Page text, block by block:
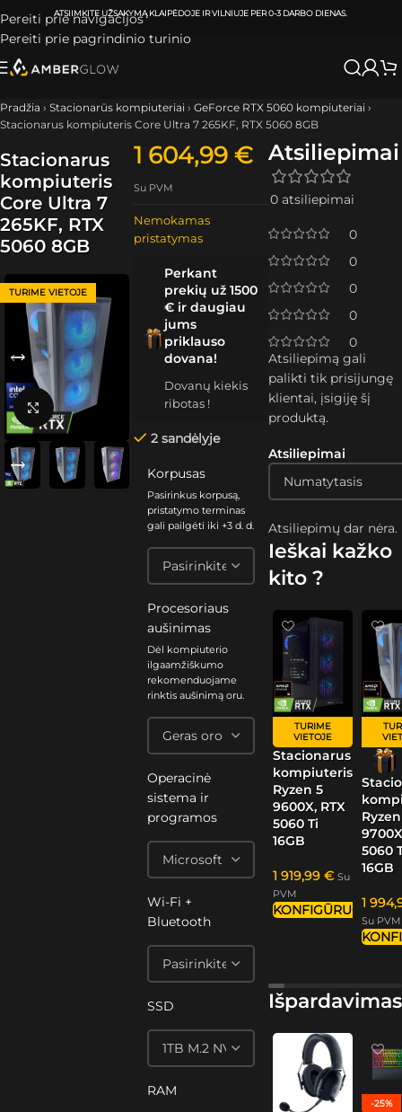
Pereiti prie navigacijos
Pereiti prie pagrindinio turinio
ATSIIMKITE UŽSAKYMĄKLAIPĖDOJE IR VILNIUJE PER0-3 DARBO DIENAS.
Pradžia › Stacionarūs kompiuteriai › GeForce RTX 5060 kompiuteriai ›
Stacionarus kompiuteris Core Ultra 7 265KF, RTX 5060 8GB
Stacionarus
kompiuteris
Core Ultra 7
265KF, RTX
5060 8GB
TURIME VIETOJE
Spustelėkite, kad padidintumėte
1 604,99€
Su PVM
Nemokamas
pristatymas
Perkant
prekių už 1500
€ ir daugiau
jums
priklauso
dovana!
Dovanų kiekis
ribotas !
2 sandėlyje
Korpusas
Pasirinkus korpusą,
pristatymo terminas
gali pailgėti iki +3 d. d.
Procesoriaus
aušinimas
Dėl kompiuterio
ilgaamžiškumo
rekomenduojame
rinktis aušinimą oru.
Operacinė
sistema ir
programos
Wi-Fi +
Bluetooth
SSD
RAM
Atsiliepimai
0 atsiliepimai
0
0
0
0
0
Atsiliepimai
Atsiliepimų dar nėra.
Atsiliepimą gali
palikti tik prisijungę
klientai, įsigiję šį
produktą.
Ieškai kažko
kito ?
TURIME
VIETOJE
Stacionarus
kompiuteris
Ryzen 5
9600X, RTX
5060 Ti
16GB
1 919,99 € Su
PVM
KONFIGŪRUOTI
5060
16GB
1
Su PVM
Išpardavimas
-25%